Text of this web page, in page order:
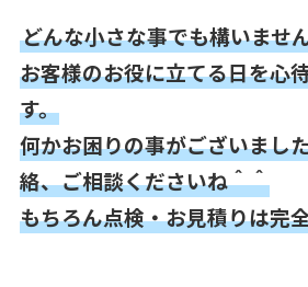
どんな小さな事でも構いませ
お客様のお役に立てる日を心
す。
何かお困りの事がございまし
絡、ご相談くださいね＾＾
もちろん点検・お見積りは完